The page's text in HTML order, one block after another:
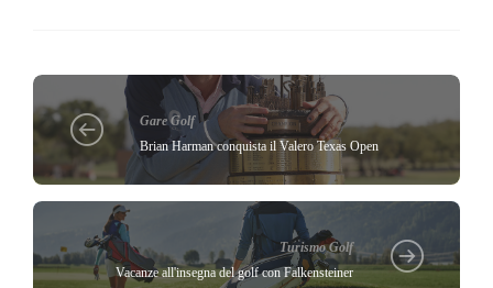
Gare Golf
Brian Harman conquista il Valero Texas Open
Turismo Golf
Vacanze all'insegna del golf con Falkensteiner